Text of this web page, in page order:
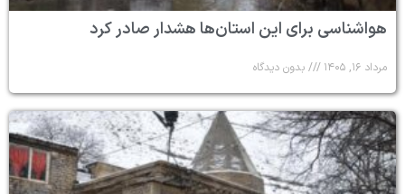
هواشناسی برای این استان‌ها هشدار صادر کرد
مرداد ۱۶, ۱۴۰۵ بدون دیدگاه